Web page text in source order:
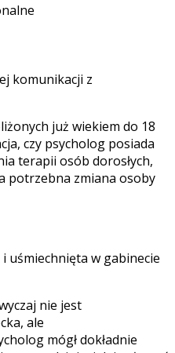
komunikacji z
już wiekiem do 18
czy psycholog posiada
terapii osób dorosłych,
potrzebna zmiana osoby
nie jest
ale
log mógł dokładnie